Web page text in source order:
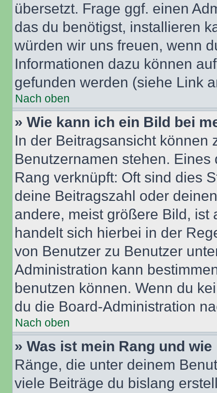
übersetzt. Frage ggf. einen
das du benötigst, installieren
würden wir uns freuen, wenn
Informationen dazu können
gefunden werden (siehe Link
Nach oben
» Wie kann ich ein Bild bei
In der Beitragsansicht können
Benutzernamen stehen.
Rang verknüpft: Oft sind dies
deine Beitragszahl oder
andere, meist größere Bild, ist
handelt sich hierbei in der
von Benutzer zu Benutzer
Administration kann
benutzen können. Wenn du
du die Board-Administration
Nach oben
» Was ist mein Rang und
Ränge, die unter deinem
viele Beiträge du bislang